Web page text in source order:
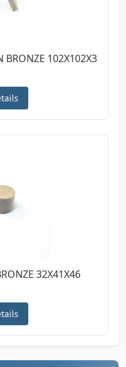
BRONZE 102X102X3
32X41X46